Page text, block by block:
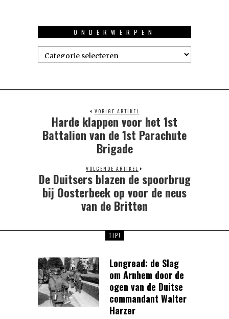
ONDERWERPEN
Onderwerpen
VORIGE ARTIKEL
Previous
post:
Harde klappen voor het 1st
Battalion van de 1st Parachute
Brigade
VOLGENDE ARTIKEL
Next
De Duitsers blazen de spoorbrug
bij Oosterbeek op voor de neus
van de Britten
TIP!
Longread: de Slag
om Arnhem door de
ogen van de Duitse
commandant Walter
Harzer